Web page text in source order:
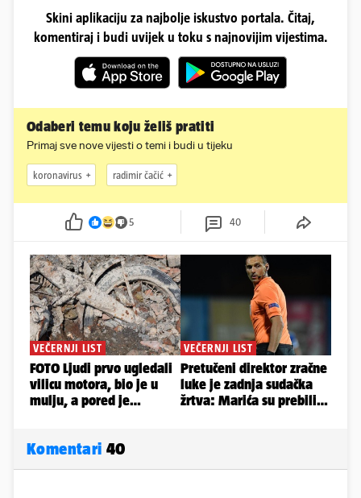
Skini aplikaciju za najbolje iskustvo portala. Čitaj,
komentiraj i budi uvijek u toku s najnovijim vijestima.
Odaberi temu koju želiš pratiti
Primaj sve nove vijesti o temi i budi u tijeku
koronavirus radimir čačić
5 40
Komentari 40